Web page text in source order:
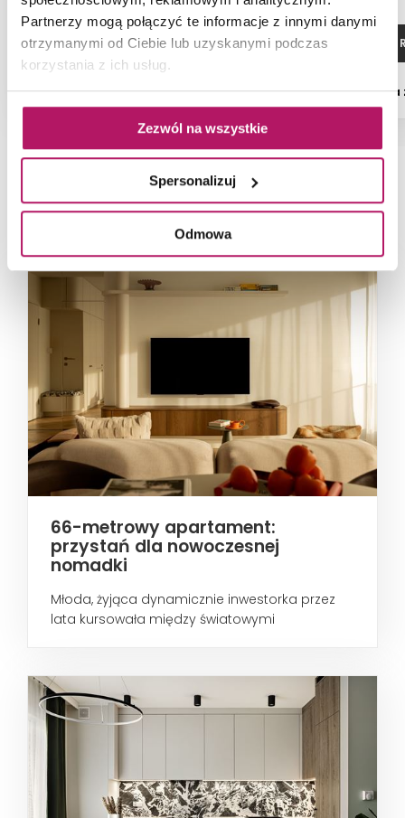
Partnerzy mogą połączyć te informacje z innymi danymi
otrzymanymi od Ciebie lub uzyskanymi podczas
korzystania z ich usług.
Zezwól na wszystkie
Spersonalizuj
Odmowa
ZOBACZ PRODUKT
Dostępność:na zamówienie
ZOBACZ
Dostępność:na
NAJNOWSZE ARTYKUŁY
66-metrowy apartament:
przystań dla nowoczesnej
nomadki
Młoda, żyjąca dynamicznie inwestorka przez
lata kursowała między światowymi